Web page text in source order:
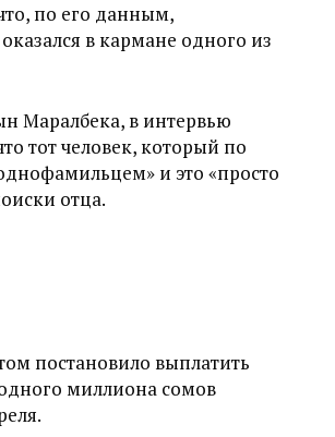
по его данным,
в кармане одного из
Маралбека, в интервью
тот человек, который по
и это «просто
отца.
постановило выплатить
миллиона сомов